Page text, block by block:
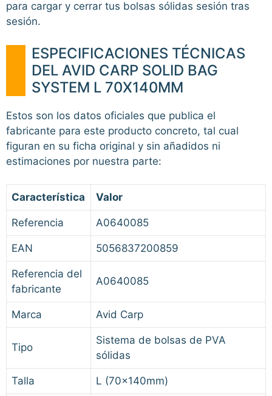
para cargar y cerrar tus bolsas sólidas sesión tras
sesión.
ESPECIFICACIONES TÉCNICAS
DEL AVID CARP SOLID BAG
SYSTEM L 70X140MM
Estos son los datos oficiales que publica el
fabricante para este producto concreto, tal cual
figuran en su ficha original y sin añadidos ni
estimaciones por nuestra parte:
Característica Valor
Referencia A0640085
EAN 5056837200859
Referencia del
fabricante
A0640085
Marca Avid Carp
Tipo
Sistema de bolsas de PVA
sólidas
Talla L (70x140mm)